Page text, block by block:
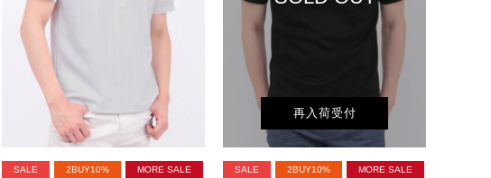
SALE 2BUY10% MORE SALE
再入荷受付
SALE 2BUY10% MORE SALE